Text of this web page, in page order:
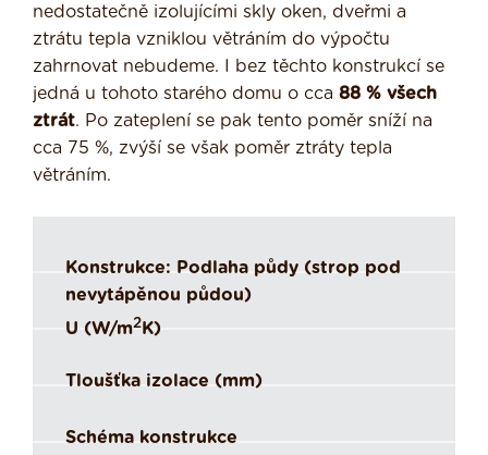
nedostatečně izolujícími skly oken, dveřmi a
ztrátu tepla vzniklou větráním do výpočtu
zahrnovat nebudeme. I bez těchto konstrukcí se
jedná u tohoto starého domu o cca 88 % všech
ztrát. Po zateplení se pak tento poměr sníží na
cca 75 %, zvýší se však poměr ztráty tepla
větráním.
Konstrukce: Podlaha půdy (strop pod
nevytápěnou půdou)
U (W/m2 K)
Tloušťka izolace (mm)
Schéma konstrukce